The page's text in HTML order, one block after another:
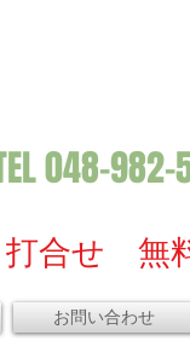
048-
打合せ 無
お問い合わせ